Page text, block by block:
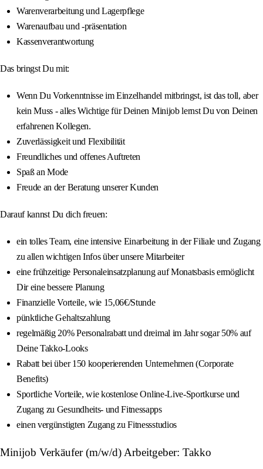
Warenverarbeitung und Lagerpflege
Warenaufbau und -präsentation
Kassenverantwortung
Das bringst Du mit:
Wenn Du Vorkenntnisse im Einzelhandel mitbringst, ist das toll, aber
kein Muss - alles Wichtige für Deinen Minijob lernst Du von Deinen
erfahrenen Kollegen.
Zuverlässigkeit und Flexibilität
Freundliches und offenes Auftreten
Spaß an Mode
Freude an der Beratung unserer Kunden
Darauf kannst Du dich freuen:
ein tolles Team, eine intensive Einarbeitung in der Filiale und Zugang
zu allen wichtigen Infos über unsere Mitarbeiter
eine frühzeitige Personaleinsatzplanung auf Monatsbasis ermöglicht
Dir eine bessere Planung
Finanzielle Vorteile, wie 15,06€/Stunde
pünktliche Gehaltszahlung
regelmäßig 20% Personalrabatt und dreimal im Jahr sogar 50% auf
Deine Takko-Looks
Rabatt bei über 150 kooperierenden Unternehmen (Corporate
Benefits)
Sportliche Vorteile, wie kostenlose Online-Live-Sportkurse und
Zugang zu Gesundheits- und Fitnessapps
einen vergünstigten Zugang zu Fitnessstudios
Minijob Verkäufer (m/w/d) Arbeitgeber: Takko